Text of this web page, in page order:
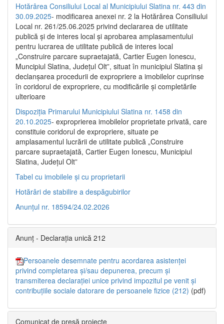
Hotărârea Consiliului Local al Municipiului Slatina nr. 443 din
30.09.2025- modificarea anexei nr. 2 la Hotărârea Consiliului
Local nr. 261/25.06.2025 privind declararea de utilitate
publică şi de interes local şi aprobarea amplasamentului
pentru lucrarea de utilitate publică de interes local
„Construire parcare supraetajată, Cartier Eugen Ionescu,
Muncipiul Slatina, Judeţul Olt”, situat în municipiul Slatina şi
declanşarea procedurii de expropriere a imobilelor cuprinse
în coridorul de expropriere, cu modificările şi completările
ulterioare
Dispoziția Primarului Municipiului Slatina nr. 1458 din
20.10.2025- exproprierea imobilelor proprietate privată, care
constituie coridorul de expropriere, situate pe
amplasamentul lucrării de utilitate publică „Construire
parcare supraetajată, Cartier Eugen Ionescu, Municipiul
Slatina, Județul Olt”
Tabel cu imobilele și cu proprietarii
Hotărâri de stabilire a despăgubirilor
Anunțul nr. 18594/24.02.2026
Anunț - Declarația unică 212
Persoanele desemnate pentru acordarea asistenței
privind completarea și/sau depunerea, precum și
transmiterea declarației unice privind impozitul pe venit și
contribuțiile sociale datorare de persoanele fizice (212) (pdf)
Comunicat de presă proiecte